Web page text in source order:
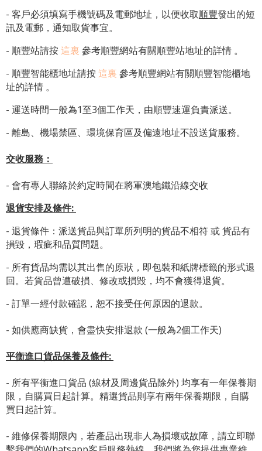
- 客戶必須填寫手機號碼及電郵地址，以便收取順豐發出的短
訊及電郵，通知取貨事宜。
- 順豐站請按這裏 參考順豐網站有關順豐站地址的詳情 。
- 順豐智能櫃地址請按這裏 參考順豐網站有關順豐智能櫃地
址的詳情 。
- 運送時間一般為1至3個工作天，由順豐速運負責派送。
- 離島、機場禁區、環境保育區及偏遠地址不設送貨服務。
交收服務：
- 會有專人聯絡於約定時間在將軍澳地鐵沿線交收
退貨安排及條件:
- 退貨條件：派送貨品與訂單所列明的貨品不相符 或 貨品有
損毀，瑕疵和品質問題。
- 所有貨品均需以其出售的原狀，即包裝和紙牌標籤的形式退
回。若貨品曾遭破損、修改或損毀，均不會獲得退貨。
- 訂單一經付款確認，恕不接受任何原因的退款。
- 如供應商缺貨，會盡快安排退款 (一般為2個工作天)
平衡進口貨品保養及條件:
- 所有平衡進口貨品 (線材及周邊貨品除外) 均享有一年保養期
限，自購買日起計算。精選貨品則享有兩年保養期限，自購
買日起計算。
- 維修保養期限內，若產品出現非人為損壞或故障，請立即聯